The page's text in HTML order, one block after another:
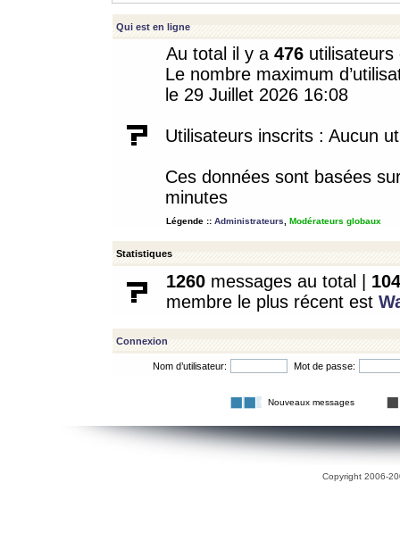
Qui est en ligne
Au total il y a 476
Le nombre maximum
le 29 Juillet 2026 16:08
Utilisateurs inscrits : Aucun
Ces données sont basées
minutes
Légende :: Administrateurs Modérateurs globaux
Statistiques
1260 messages au total | 104
membre le plus récent est
Connexion
Nom d’utilisateur: Mot de passe:
Nouveaux messages
Copyright 2006-